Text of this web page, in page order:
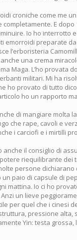
croniche come me
E dopo
Io ho interrotto
emorroidi preparate
l’erboristeria
anche una crema
Maga. L’ho provata
militari. Mi ha
ho provato di tutto
ho un rapporto
di mangiare molta
che rape, cavoli e
i carciofi e i mirtilli
anche il consiglio di
riequilibrante dei
persone
paio di capsule di
mattina. Io ci ho
un lieve
per quel che i cinesi
pressione alta,
Yin: testa